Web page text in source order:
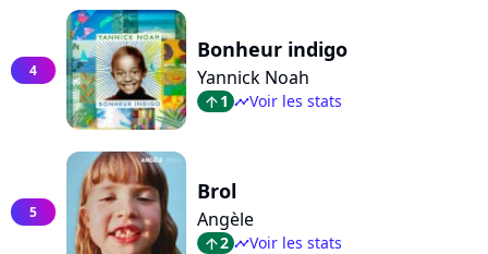
4
Bonheur indigo
Yannick Noah
arrow_top1 timelineVoir les stats
5
Brol
Angèle
arrow_top2 timelineVoir les stats